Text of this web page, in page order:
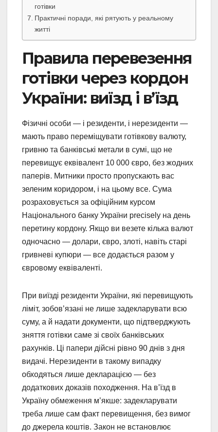
готівки
Практичні поради, які рятують у реальному
житті
Правила перевезення
готівки через кордон
України: виїзд і в’їзд
Фізичні особи — і резиденти, і нерезиденти —
мають право переміщувати готівкову валюту,
гривню та банківські метали в сумі, що не
перевищує еквівалент 10 000 євро, без жодних
паперів. Митники просто пропускають вас
зеленим коридором, і на цьому все. Сума
розраховується за офіційним курсом
Національного банку України precisely на день
перетину кордону. Якщо ви везете кілька валют
одночасно — долари, євро, злоті, навіть старі
гривневі купюри — все додається разом у
євровому еквіваленті.
При виїзді резиденти України, які перевищують
ліміт, зобов’язані не лише задекларувати всю
суму, а й надати документи, що підтверджують
зняття готівки саме зі своїх банківських
рахунків. Ці папери дійсні рівно 90 днів з дня
видачі. Нерезиденти в такому випадку
обходяться лише декларацією — без
додаткових доказів походження. На в’їзд в
Україну обмеження м’якше: задекларувати
треба лише сам факт перевищення, без вимог
до джерела коштів. Закон не встановлює